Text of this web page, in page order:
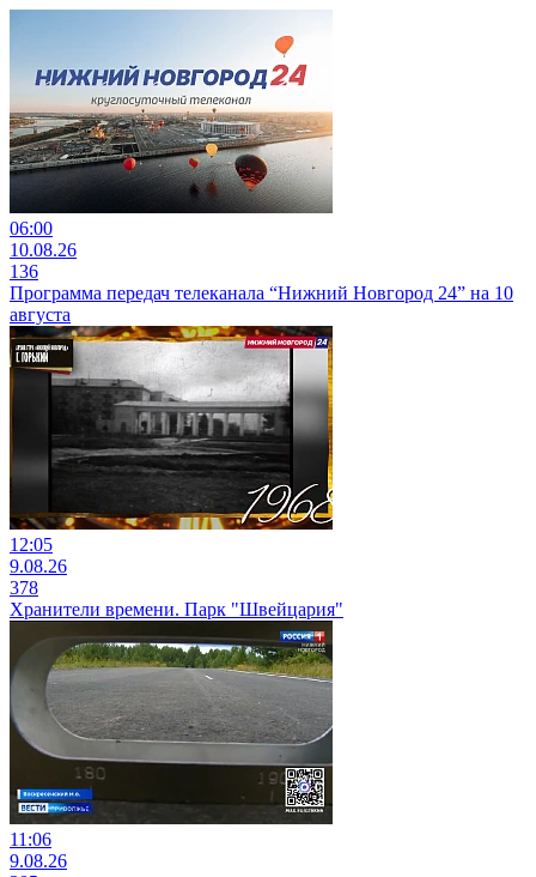
06:00
10.08.26
136
Программа передач телеканала “Нижний Новгород 24” на 10
августа
12:05
9.08.26
378
Хранители времени. Парк "Швейцария"
11:06
9.08.26